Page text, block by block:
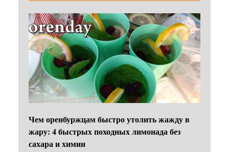
Чем оренбуржцам быстро утолить жажду в
жару: 4 быстрых походных лимонада без
сахара и химии